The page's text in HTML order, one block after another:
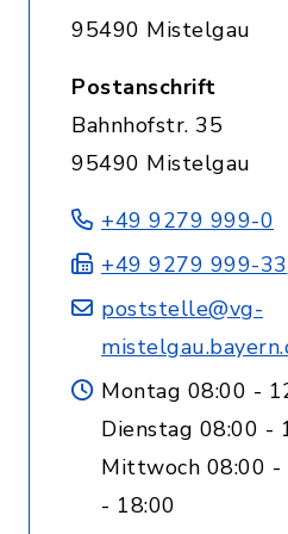
95490 Mistelgau
Postanschrift
Bahnhofstr. 35
95490 Mistelgau
+49 9279 999-0
+49 9279 999-33
poststelle@vg-
Montag 08:00 -
Dienstag 08:00 -
Mittwoch 08:00 -
- 18:00